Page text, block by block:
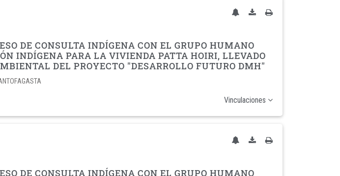
DE CONSULTA INDÍGENA CON EL GRUPO HUMANO
INDÍGENA PARA LA VIVIENDA PATTA HOIRI, LLEVADO
DEL PROYECTO "DESARROLLO FUTURO DMH"
Vinculaciones
DE CONSULTA INDÍGENA CON EL GRUPO HUMANO